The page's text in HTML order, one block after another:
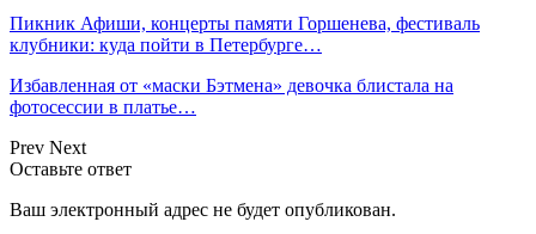
Пикник Афиши, концерты памяти Горшенева, фестиваль
клубники: куда пойти в Петербурге…
Избавленная от «маски Бэтмена» девочка блистала на
фотосессии в платье…
Prev Next
Оставьте ответ
Ваш электронный адрес не будет опубликован.